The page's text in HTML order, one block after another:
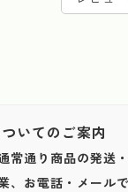
いてのご案内
常通り商品の発送
お電話・メール